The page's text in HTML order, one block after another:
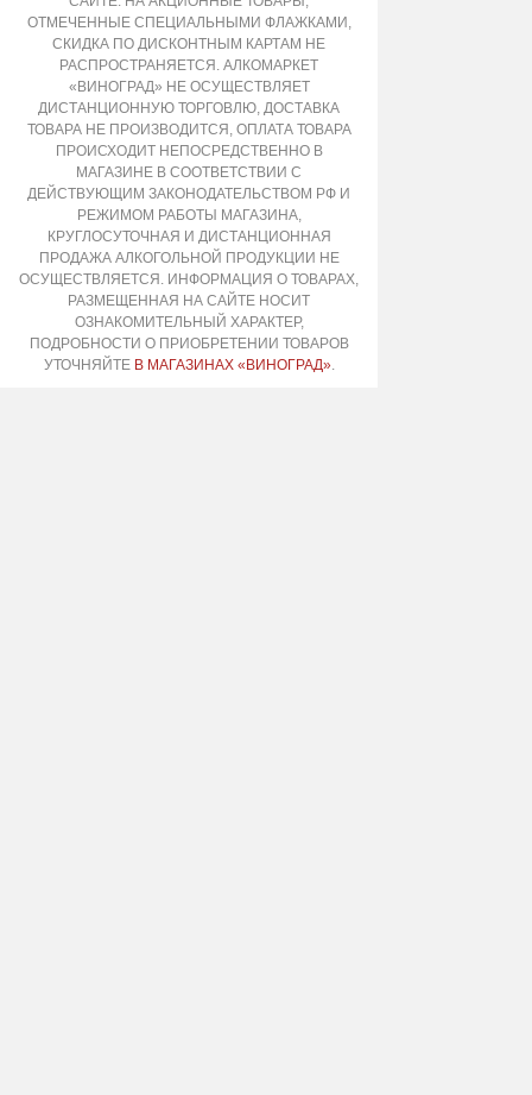
ОТМЕЧЕННЫЕ СПЕЦИАЛЬНЫМИ ФЛАЖКАМИ,
СКИДКА ПО ДИСКОНТНЫМ КАРТАМ НЕ
РАСПРОСТРАНЯЕТСЯ. АЛКОМАРКЕТ
«ВИНОГРАД» НЕ ОСУЩЕСТВЛЯЕТ
ДИСТАНЦИОННУЮ ТОРГОВЛЮ, ДОСТАВКА
ТОВАРА НЕ ПРОИЗВОДИТСЯ, ОПЛАТА ТОВАРА
ПРОИСХОДИТ НЕПОСРЕДСТВЕННО В
МАГАЗИНЕ В СООТВЕТСТВИИ С
ДЕЙСТВУЮЩИМ ЗАКОНОДАТЕЛЬСТВОМ РФ И
РЕЖИМОМ РАБОТЫ МАГАЗИНА,
КРУГЛОСУТОЧНАЯ И ДИСТАНЦИОННАЯ
ПРОДАЖА АЛКОГОЛЬНОЙ ПРОДУКЦИИ НЕ
ОСУЩЕСТВЛЯЕТСЯ. ИНФОРМАЦИЯ О ТОВАРАХ,
РАЗМЕЩЕННАЯ НА САЙТЕ НОСИТ
ОЗНАКОМИТЕЛЬНЫЙ ХАРАКТЕР,
ПОДРОБНОСТИ О ПРИОБРЕТЕНИИ ТОВАРОВ
УТОЧНЯЙТЕ В МАГАЗИНАХ «ВИНОГРАД».